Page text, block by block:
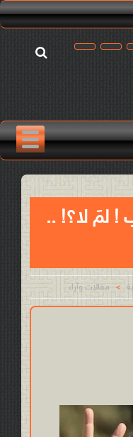
! لمَ لا؟! ..
> مقالات وآراء